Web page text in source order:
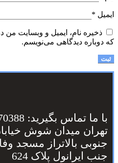
ایمیل *
ذخیره نام، ایمیل و وبسایت من
که دوباره دیدگاهی می‌نویسم.
با ما تماس بگیرید: 09129470388
تهران میدان شوش
جنوبی بالاتراز مسجد
جنب ایرانول پلاک 624